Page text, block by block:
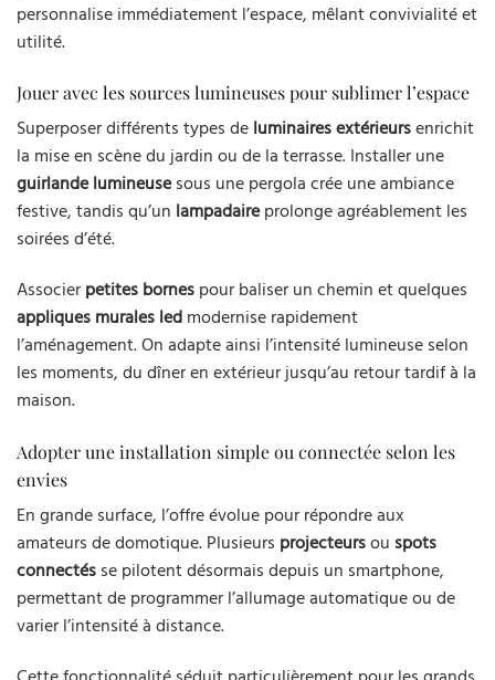
personnalise immédiatement l’espace, mêlant convivialité et
utilité.
Jouer avec les sources lumineuses pour sublimer l’espace
Superposer différents types de luminaires extérieursenrichit
la mise en scène du jardin ou de la terrasse. Installer une
guirlande lumineusesous une pergola crée une ambiance
festive, tandis qu’un lampadaireprolonge agréablement les
soirées d’été.
Associer petites bornes pour baliser un chemin et quelques
appliques murales led modernise rapidement
l’aménagement. On adapte ainsi l’intensité lumineuse selon
les moments, du dîner en extérieur jusqu’au retour tardif à la
maison.
Adopter une installation simple ou connectée selon les
envies
En grande surface, l’offre évolue pour répondre aux
amateurs de domotique. Plusieurs projecteursou spots
connectés se pilotent désormais depuis un smartphone,
permettant de programmer l’allumage automatique ou de
varier l’intensité à distance.